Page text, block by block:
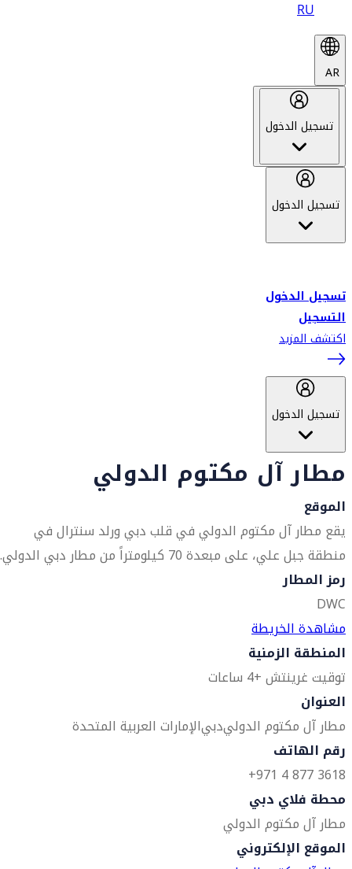
RU
AR
تسجيل الدخول
تسجيل الدخول
تسجيل الدخول
التسجيل
اكتشف المزيد
تسجيل الدخول
مطار آل مكتوم الدولي
الموقع
يقع مطار آل مكتوم الدولي في قلب دبي ورلد سنترال في
منطقة جبل علي، على مبعدة 70 كيلومتراً من مطار دبي الدولي.
رمز المطار
DWC
مشاهدة الخريطة
المنطقة الزمنية
توقيت غرينتش +4 ساعات
العنوان
مطار آل مكتوم الدوليدبيالإمارات العربية المتحدة
رقم الهاتف
3618 877 4 971+
محطة فلاي دبي
مطار آل مكتوم الدولي
الموقع الإلكتروني